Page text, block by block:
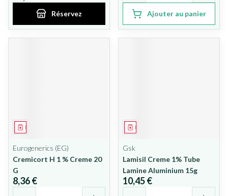
Réservez Ajouter au panier
Médicament
Eurogenerics (EG)
Cremicort H 1 % Creme 20
G
8,36 €
Médicament
Gsk
Lamisil Creme 1% Tube
Lamine Aluminium 15g
10,45 €